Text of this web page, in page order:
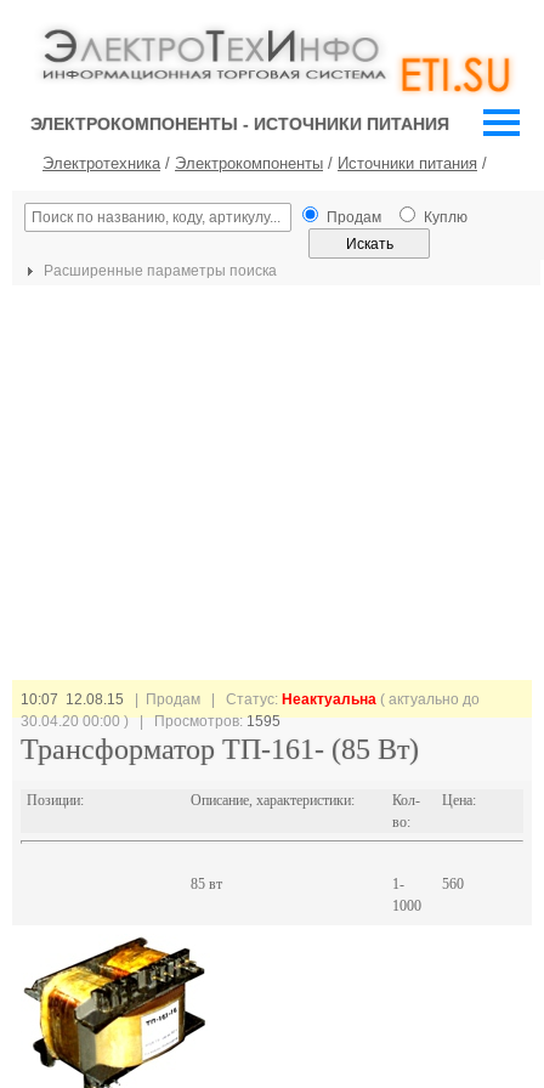
ЭЛЕКТРОКОМПОНЕНТЫ - ИСТОЧНИКИ ПИТАНИЯ
Электротехника/ Электрокомпоненты / Источники питания /
Продам Куплю
Расширенные параметры поиска
10:07 12.08.15 | Продам | Статус: Неактуальна ( актуально до
30.04.20 00:00 ) | Просмотров:1595
Трансформатор ТП-161- (85 Вт)
Позиции: Описание, характеристики:
Кол-
во:
Цена:
85 вт
1-
1000
560